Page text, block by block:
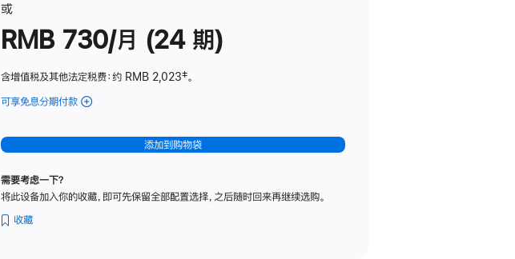
或
RMB 730/月 (24 期)
含增值税及其他法定税费：约 RMB 2,023脚
‡。
可享免息分期付款 (Studio
-
纳
理
添加到购物袋
需要考虑一下？
将此设备加入你的收藏，即可先保留全部配置选择，之后随时回来再继续选购。
收藏